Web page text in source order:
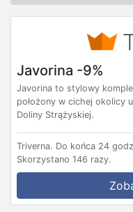
Javorina -9%
Javorina to stylowy
położony w cichej okolicy
Doliny Strążyskiej.
Triverna. Do końca 24
Skorzystano 146 razy.